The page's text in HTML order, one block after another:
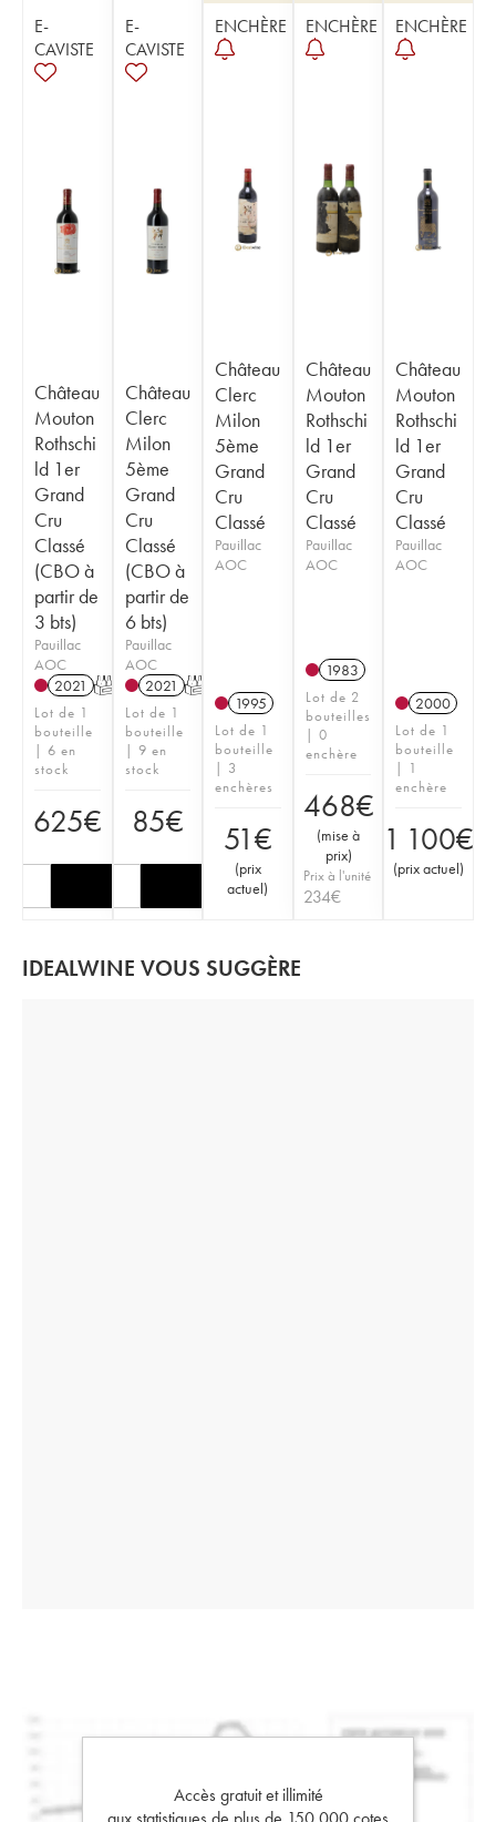
E-
CAVISTE
Château
Mouton
Rothschi
ld 1er
Grand
Cru
Classé
(CBO à
partir de
3 bts)
Pauillac
AOC
2021 T
Lot de 1
bouteille
| 6 en
stock
625€
E-
CAVISTE
Château
Clerc
Milon
5ème
Grand
Cru
Classé
(CBO à
partir de
6 bts)
Pauillac
AOC
2021 T
Lot de 1
bouteille
| 9 en
stock
85€
ENCHÈRE
Château
Clerc
Milon
5ème
Grand
Cru
Classé
Pauillac
AOC
1995
Lot de 1
bouteille
| 3
enchères
51€
(prix
actuel)
ENCHÈRE
Château
Mouton
Rothschi
ld 1er
Grand
Cru
Classé
Pauillac
AOC
1983
Lot de 2
bouteilles
| 0
enchère
468€
(mise à
prix)
Prix à l'unité
234€
ENCHÈRE
Château
Mouton
Rothschi
ld 1er
Grand
Cru
Classé
Pauillac
AOC
2000
Lot de 1
bouteille
| 1
enchère
1 100€
(prix actuel)
IDEALWINE VOUS SUGGÈRE
Accès gratuit et illimité